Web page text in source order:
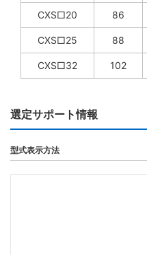
CXS□20 86
CXS□25 88
CXS□32 102
選定サポート情報
型式表示方法